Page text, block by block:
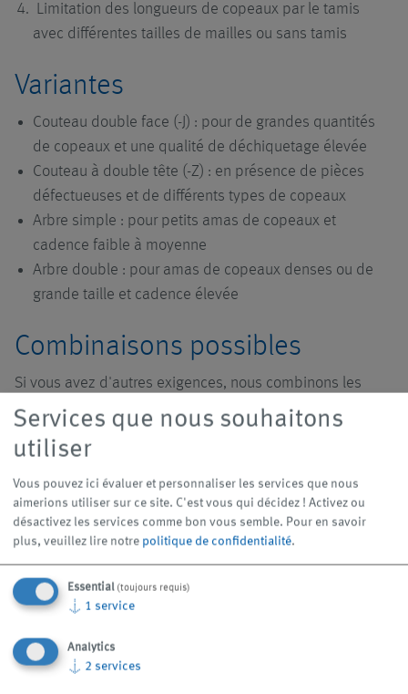
Limitation des longueurs de copeaux par le tamis
avec différentes tailles de mailles ou sans tamis
Variantes
Couteau double face (-J) : pour de grandes quantités
de copeaux et une qualité de déchiquetage élevée
Couteau à double tête (-Z) : en présence de pièces
défectueuses et de différents types de copeaux
Arbre simple : pour petits amas de copeaux et
cadence faible à moyenne
Arbre double : pour amas de copeaux denses ou de
grande taille et cadence élevée
Combinaisons possibles
Si vous avez d'autres exigences, nous combinons les
broyeurs de copeaux sur demande avec
Convoyeur de copeaux pour l'amenage et l'évacuation
des copeaux
Bâtis pour l'accueil de chariots à copeaux
Stations de pompage pour le transport de copeaux et
de lubrifiant réfrigérant vers l'installation centralisée
Stations d'aspiration pour le transport des copeaux
vers l'installation centralisée
poursuite du traitement des copeaux
Appareils de levage et basculement pour l'amenage
Services que nous souhaitons
utiliser
Vous pouvez ici évaluer et personnaliser les services que nous
aimerions utiliser sur ce site. C'est vous qui décidez ! Activez ou
désactivez les services comme bon vous semble. Pour en savoir
plus, veuillez lire notre politique de confidentialité.
Essential (toujours requis)
↓ 1 service
Analytics
↓ 2 services